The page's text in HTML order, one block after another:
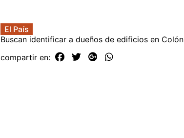
El País
Buscan identificar a dueños de edificios en Colón
compartir en: